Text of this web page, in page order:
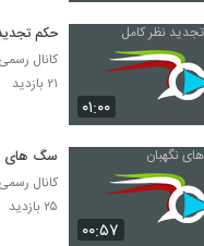
۰۱:۰۰
حکم
کانال
۲۱ بازدید
۰۰:۵۷
سگ های
کانال
۲۵ بازدید